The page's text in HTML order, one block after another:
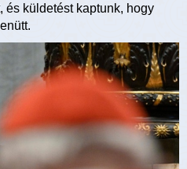
és küldetést kaptunk, hogy